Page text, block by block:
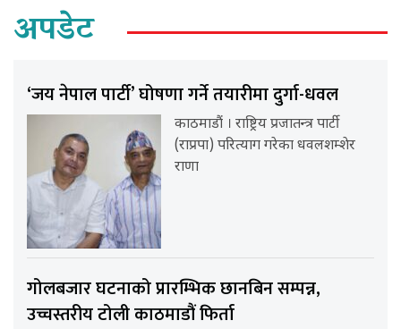
अपडेट
‘जय नेपाल पार्टी’ घोषणा गर्ने तयारीमा दुर्गा-धवल
काठमाडौं । राष्ट्रिय प्रजातन्त्र पार्टी
(राप्रपा) परित्याग गरेका धवलशम्शेर
राणा
गोलबजार घटनाको प्रारम्भिक छानबिन सम्पन्न,
उच्चस्तरीय टोली काठमाडौं फिर्ता